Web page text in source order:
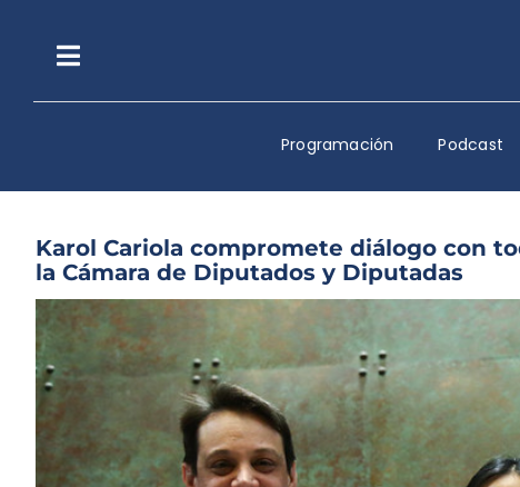
contenidoToggle
Navigation
Programación Podcast
Karol Cariola compromete diálogo con
la Cámara de Diputados y Diputadas
Ver
imagen
más
grande